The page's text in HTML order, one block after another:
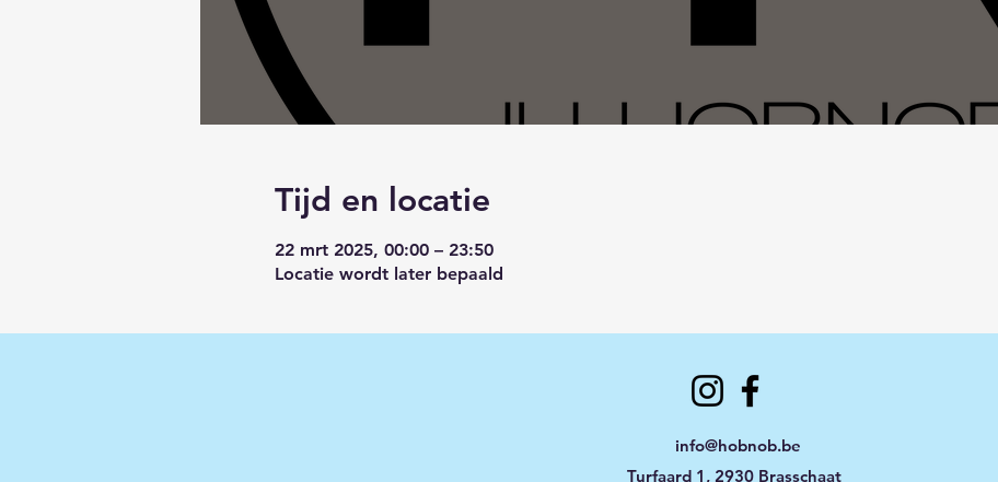
Tijd en locatie
22 mrt 2025, 00:00 – 23:50
Locatie wordt later bepaald
info@hobnob.be
Turfaard 1, 2930 Brasschaat